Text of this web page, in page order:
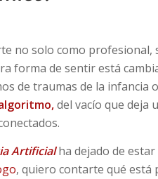
no solo como
forma de sentir está
de traumas de la infancia
del vacío que deja
Artificialha dejado de
, quiero contarte qué está